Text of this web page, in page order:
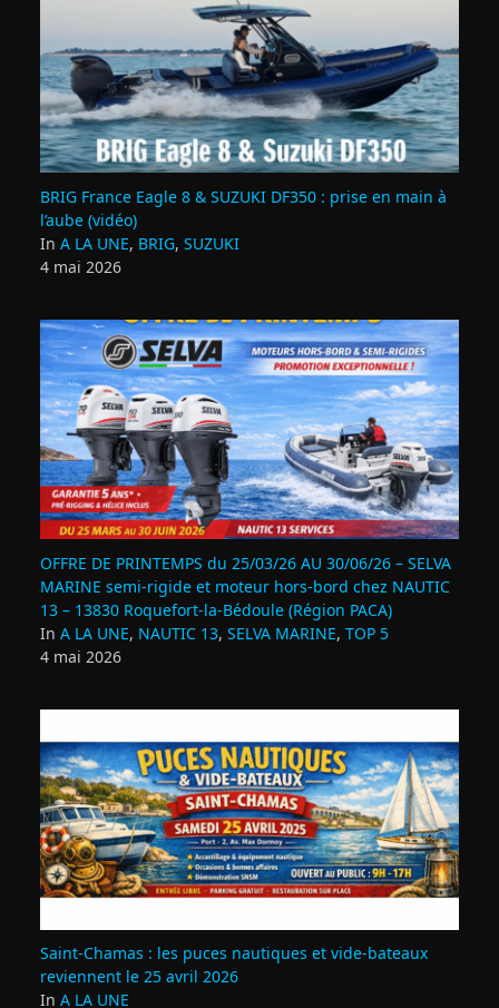
BRIG France Eagle 8 & SUZUKI DF350 : prise en main à
l’aube (vidéo)
In A LA UNE, BRIG, SUZUKI
4 mai 2026
OFFRE DE PRINTEMPS du 25/03/26 AU 30/06/26 – SELVA
MARINE semi-rigide et moteur hors-bord chez NAUTIC
13 – 13830 Roquefort‑la‑Bédoule (Région PACA)
In A LA UNE, NAUTIC 13, SELVA MARINE, TOP 5
4 mai 2026
Saint‑Chamas : les puces nautiques et vide‑bateaux
reviennent le 25 avril 2026
In A LA UNE